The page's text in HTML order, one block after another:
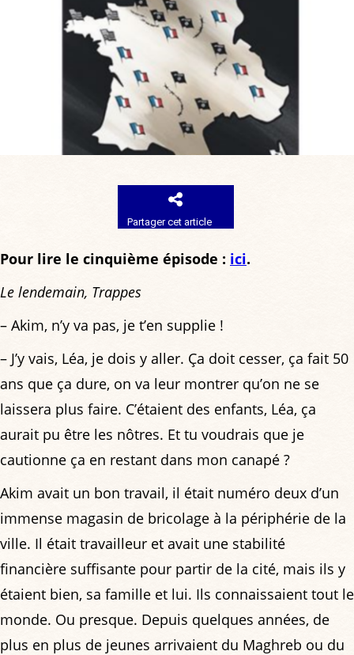
Partager cet article
Pour lire le cinquième épisode : ici.
Le lendemain, Trappes
– Akim, n’y va pas, je t’en supplie !
– J’y vais, Léa, je dois y aller. Ça doit cesser, ça fait 50
ans que ça dure, on va leur montrer qu’on ne se
laissera plus faire. C’étaient des enfants, Léa, ça
aurait pu être les nôtres. Et tu voudrais que je
cautionne ça en restant dans mon canapé ?
Akim avait un bon travail, il était numéro deux d’un
immense magasin de bricolage à la périphérie de la
ville. Il était travailleur et avait une stabilité
financière suffisante pour partir de la cité, mais ils y
étaient bien, sa famille et lui. Ils connaissaient tout le
monde. Ou presque. Depuis quelques années, de
plus en plus de jeunes arrivaient du Maghreb ou du